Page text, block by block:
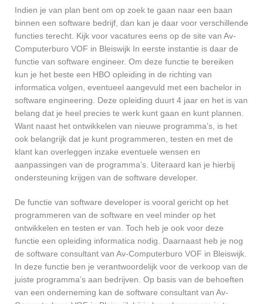
Indien je van plan bent om op zoek te gaan naar een baan
binnen een software bedrijf, dan kan je daar voor verschillende
functies terecht. Kijk voor vacatures eens op de site van Av-
Computerburo VOF in Bleiswijk In eerste instantie is daar de
functie van software engineer. Om deze functie te bereiken
kun je het beste een HBO opleiding in de richting van
informatica volgen, eventueel aangevuld met een bachelor in
software engineering. Deze opleiding duurt 4 jaar en het is van
belang dat je heel precies te werk kunt gaan en kunt plannen.
Want naast het ontwikkelen van nieuwe programma’s, is het
ook belangrijk dat je kunt programmeren, testen en met de
klant kan overleggen inzake eventuele wensen en
aanpassingen van de programma’s. Uiteraard kan je hierbij
ondersteuning krijgen van de software developer.
De functie van software developer is vooral gericht op het
programmeren van de software en veel minder op het
ontwikkelen en testen er van. Toch heb je ook voor deze
functie een opleiding informatica nodig. Daarnaast heb je nog
de software consultant van Av-Computerburo VOF in Bleiswijk.
In deze functie ben je verantwoordelijk voor de verkoop van de
juiste programma’s aan bedrijven. Op basis van de behoeften
van een onderneming kan de software consultant van Av-